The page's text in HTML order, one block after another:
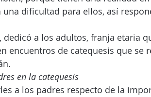
una dificultad para ellos, así
dedicó a los adultos, franja etaria
encuentros de catequesis que se
en la catequesis
a los padres respecto de la